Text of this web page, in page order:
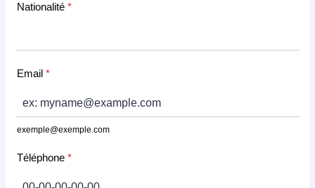
Nationalité *
Email *
exemple@exemple.com
Téléphone *